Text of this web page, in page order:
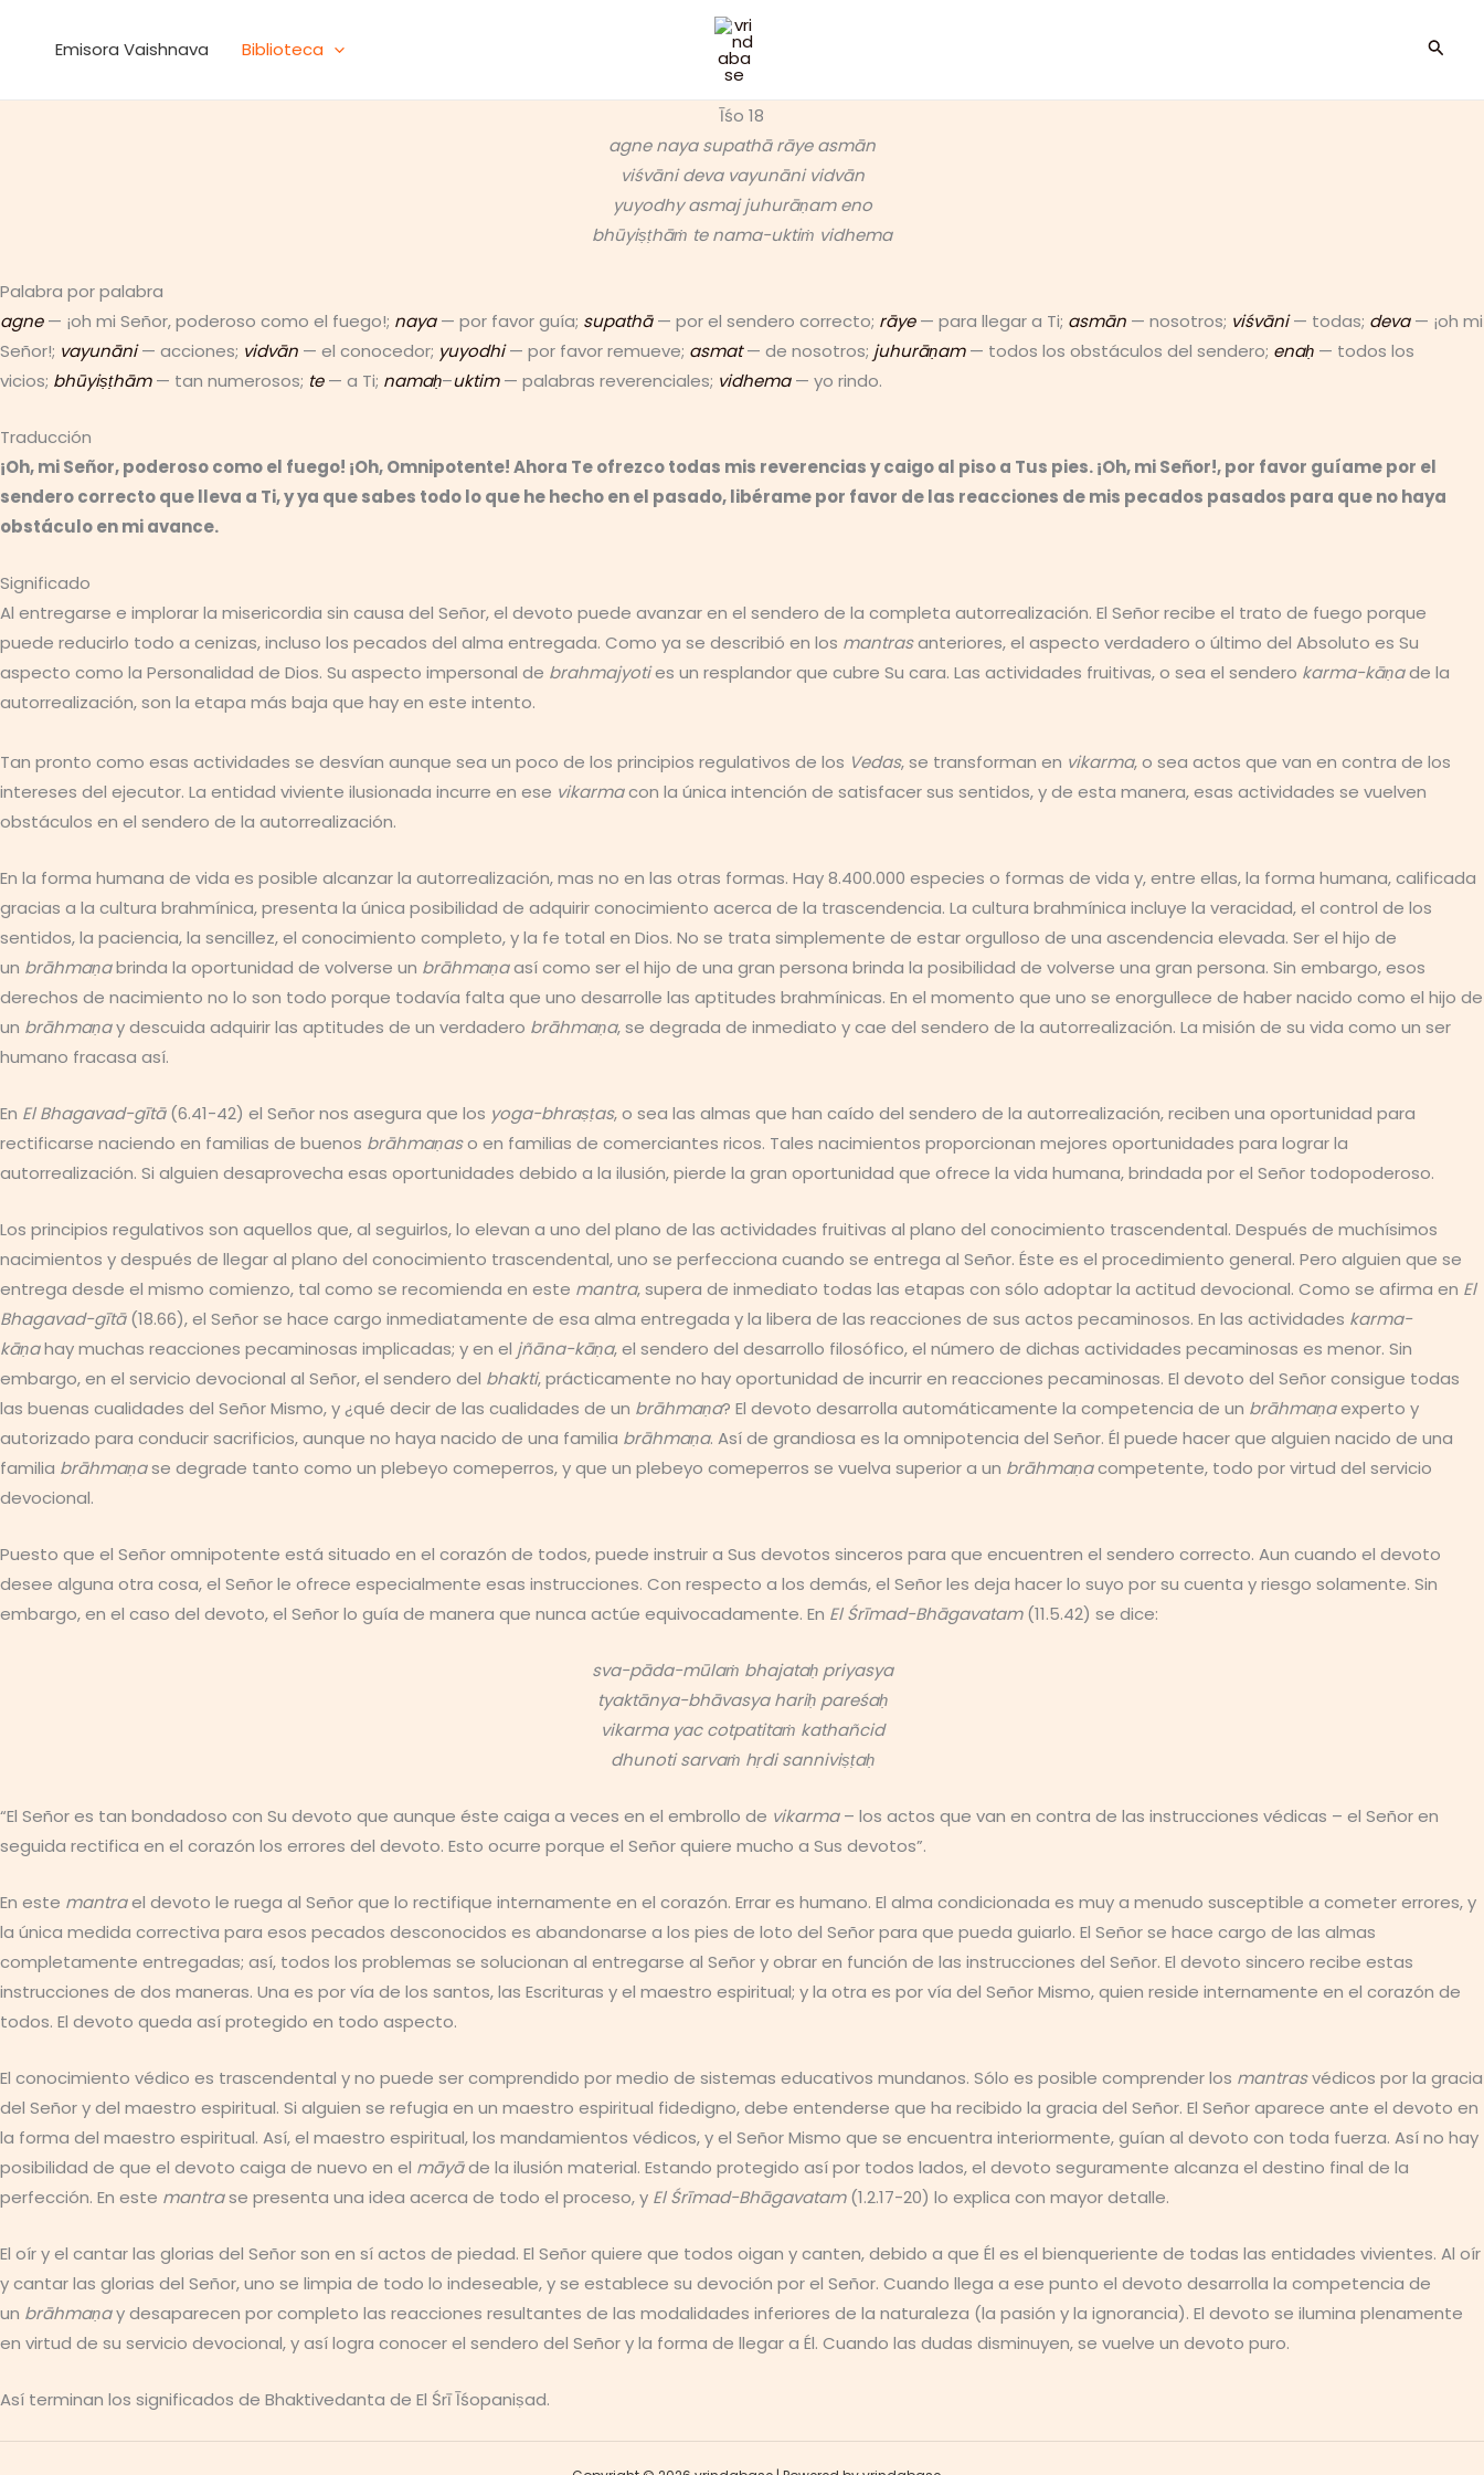
Emisora Vaishnava Biblioteca
Īśo 18
agne naya supathā rāye asmān
viśvāni deva vayunāni vidvān
yuyodhy asmaj juhurāṇam eno
bhūyiṣṭhāṁ te nama-uktiṁ vidhema
Palabra por palabra
agne— ¡oh mi Señor, poderoso como el fuego!; naya— por favor guía; supathā— por el sendero correcto; rāye— para llegar a Ti; asmān — nosotros; viśvāni— todas; deva— ¡oh mi
Señor!; vayunāni— acciones; vidvān — el conocedor; yuyodhi— por favor remueve; asmat— de nosotros; juhurāṇam— todos los obstáculos del sendero; enaḥ — todos los
vicios; bhūyiṣṭhām— tan numerosos; te— a Ti; namaḥ–uktim— palabras reverenciales; vidhema— yo rindo.
Traducción
¡Oh, mi Señor, poderoso como el fuego! ¡Oh, Omnipotente! Ahora Te ofrezco todas mis reverencias y caigo al piso a Tus pies. ¡Oh, mi Señor!, por favor guíame por el
sendero correcto que lleva a Ti, y ya que sabes todo lo que he hecho en el pasado, libérame por favor de las reacciones de mis pecados pasados para que no haya
obstáculo en mi avance.
Significado
Al entregarse e implorar la misericordia sin causa del Señor, el devoto puede avanzar en el sendero de la completa autorrealización. El Señor recibe el trato de fuego porque
puede reducirlo todo a cenizas, incluso los pecados del alma entregada. Como ya se describió en los mantrasanteriores, el aspecto verdadero o último del Absoluto es Su
aspecto como la Personalidad de Dios. Su aspecto impersonal de brahmajyoties un resplandor que cubre Su cara. Las actividades fruitivas, o sea el sendero karma-kāṇade la
autorrealización, son la etapa más baja que hay en este intento.
Tan pronto como esas actividades se desvían aunque sea un poco de los principios regulativos de los Vedas, se transforman en vikarma, o sea actos que van en contra de los
intereses del ejecutor. La entidad viviente ilusionada incurre en ese vikarmacon la única intención de satisfacer sus sentidos, y de esta manera, esas actividades se vuelven
obstáculos en el sendero de la autorrealización.
En la forma humana de vida es posible alcanzar la autorrealización, mas no en las otras formas. Hay 8.400.000 especies o formas de vida y, entre ellas, la forma humana, calificada
gracias a la cultura brahmínica, presenta la única posibilidad de adquirir conocimiento acerca de la trascendencia. La cultura brahmínica incluye la veracidad, el control de los
sentidos, la paciencia, la sencillez, el conocimiento completo, y la fe total en Dios. No se trata simplemente de estar orgulloso de una ascendencia elevada. Ser el hijo de
un brāhmaṇabrinda la oportunidad de volverse un brāhmaṇaasí como ser el hijo de una gran persona brinda la posibilidad de volverse una gran persona. Sin embargo, esos
derechos de nacimiento no lo son todo porque todavía falta que uno desarrolle las aptitudes brahmínicas. En el momento que uno se enorgullece de haber nacido como el hijo de
un brāhmaṇay descuida adquirir las aptitudes de un verdadero brāhmaṇa, se degrada de inmediato y cae del sendero de la autorrealización. La misión de su vida como un ser
humano fracasa así.
En El Bhagavad-gītā(6.41-42) el Señor nos asegura que los yoga-bhraṣṭas, o sea las almas que han caído del sendero de la autorrealización, reciben una oportunidad para
rectificarse naciendo en familias de buenos brāhmaṇaso en familias de comerciantes ricos. Tales nacimientos proporcionan mejores oportunidades para lograr la
autorrealización. Si alguien desaprovecha esas oportunidades debido a la ilusión, pierde la gran oportunidad que ofrece la vida humana, brindada por el Señor todopoderoso.
Los principios regulativos son aquellos que, al seguirlos, lo elevan a uno del plano de las actividades fruitivas al plano del conocimiento trascendental. Después de muchísimos
nacimientos y después de llegar al plano del conocimiento trascendental, uno se perfecciona cuando se entrega al Señor. Éste es el procedimiento general. Pero alguien que se
entrega desde el mismo comienzo, tal como se recomienda en este mantra, supera de inmediato todas las etapas con sólo adoptar la actitud devocional. Como se afirma en El
Bhagavad-gītā(18.66), el Señor se hace cargo inmediatamente de esa alma entregada y la libera de las reacciones de sus actos pecaminosos. En las actividades karma-
kāṇahay muchas reacciones pecaminosas implicadas; y en el jñāna-kāṇa, el sendero del desarrollo filosófico, el número de dichas actividades pecaminosas es menor. Sin
embargo, en el servicio devocional al Señor, el sendero del bhakti, prácticamente no hay oportunidad de incurrir en reacciones pecaminosas. El devoto del Señor consigue todas
las buenas cualidades del Señor Mismo, y ¿qué decir de las cualidades de un brāhmaṇa? El devoto desarrolla automáticamente la competencia de un brāhmaṇaexperto y
autorizado para conducir sacrificios, aunque no haya nacido de una familia brāhmaṇa. Así de grandiosa es la omnipotencia del Señor. Él puede hacer que alguien nacido de una
familia brāhmaṇase degrade tanto como un plebeyo comeperros, y que un plebeyo comeperros se vuelva superior a un brāhmaṇacompetente, todo por virtud del servicio
devocional.
Puesto que el Señor omnipotente está situado en el corazón de todos, puede instruir a Sus devotos sinceros para que encuentren el sendero correcto. Aun cuando el devoto
desee alguna otra cosa, el Señor le ofrece especialmente esas instrucciones. Con respecto a los demás, el Señor les deja hacer lo suyo por su cuenta y riesgo solamente. Sin
embargo, en el caso del devoto, el Señor lo guía de manera que nunca actúe equivocadamente. En El Śrīmad-Bhāgavatam(11.5.42) se dice:
sva-pāda-mūlaṁ bhajataḥ priyasya
tyaktānya-bhāvasya hariḥ pareśaḥ
vikarma yac cotpatitaṁ kathañcid
dhunoti sarvaṁ hṛdi sanniviṣṭaḥ
“El Señor es tan bondadoso con Su devoto que aunque éste caiga a veces en el embrollo de vikarma– los actos que van en contra de las instrucciones védicas – el Señor en
seguida rectifica en el corazón los errores del devoto. Esto ocurre porque el Señor quiere mucho a Sus devotos”.
En este mantrael devoto le ruega al Señor que lo rectifique internamente en el corazón. Errar es humano. El alma condicionada es muy a menudo susceptible a cometer errores, y
la única medida correctiva para esos pecados desconocidos es abandonarse a los pies de loto del Señor para que pueda guiarlo. El Señor se hace cargo de las almas
completamente entregadas; así, todos los problemas se solucionan al entregarse al Señor y obrar en función de las instrucciones del Señor. El devoto sincero recibe estas
instrucciones de dos maneras. Una es por vía de los santos, las Escrituras y el maestro espiritual; y la otra es por vía del Señor Mismo, quien reside internamente en el corazón de
todos. El devoto queda así protegido en todo aspecto.
El conocimiento védico es trascendental y no puede ser comprendido por medio de sistemas educativos mundanos. Sólo es posible comprender los mantrasvédicos por la gracia
del Señor y del maestro espiritual. Si alguien se refugia en un maestro espiritual fidedigno, debe entenderse que ha recibido la gracia del Señor. El Señor aparece ante el devoto en
la forma del maestro espiritual. Así, el maestro espiritual, los mandamientos védicos, y el Señor Mismo que se encuentra interiormente, guían al devoto con toda fuerza. Así no hay
posibilidad de que el devoto caiga de nuevo en el māyāde la ilusión material. Estando protegido así por todos lados, el devoto seguramente alcanza el destino final de la
perfección. En este mantrase presenta una idea acerca de todo el proceso, y El Śrīmad-Bhāgavatam(1.2.17-20) lo explica con mayor detalle.
El oír y el cantar las glorias del Señor son en sí actos de piedad. El Señor quiere que todos oigan y canten, debido a que Él es el bienqueriente de todas las entidades vivientes. Al oír
y cantar las glorias del Señor, uno se limpia de todo lo indeseable, y se establece su devoción por el Señor. Cuando llega a ese punto el devoto desarrolla la competencia de
un brāhmaṇay desaparecen por completo las reacciones resultantes de las modalidades inferiores de la naturaleza (la pasión y la ignorancia). El devoto se ilumina plenamente
en virtud de su servicio devocional, y así logra conocer el sendero del Señor y la forma de llegar a Él. Cuando las dudas disminuyen, se vuelve un devoto puro.
Así terminan los significados de Bhaktivedanta de El Śrī Īśopaniṣad.